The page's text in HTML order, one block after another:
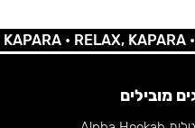
•RELAX, KAPARA •
מובילים